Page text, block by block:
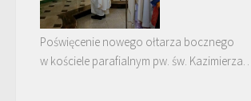
Poświęcenie nowego ołtarza bocznego
w kościele parafialnym pw. św. Kazimierza